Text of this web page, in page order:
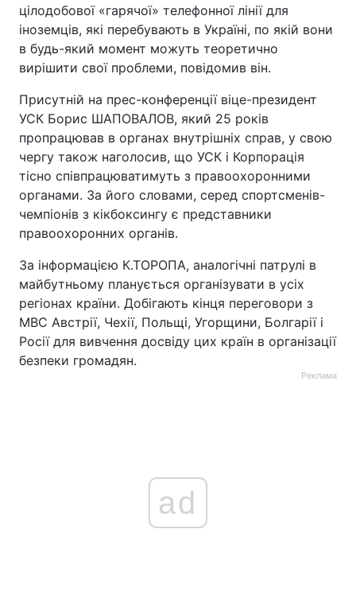
цілодобової «гарячої» телефонної лінії для
іноземців, які перебувають в Україні, по якій вони
в будь-який момент можуть теоретично
вирішити свої проблеми, повідомив він.
Присутній на прес-конференції віце-президент
УСК Борис ШАПОВАЛОВ, який 25 років
пропрацював в органах внутрішніх справ, у свою
чергу також наголосив, що УСК і Корпорація
тісно співпрацюватимуть з правоохоронними
органами. За його словами, серед спортсменів-
чемпіонів з кікбоксингу є представники
правоохоронних органів.
За інформацією К.ТОРОПА, аналогічні патрулі в
майбутньому планується організувати в усіх
регіонах країни. Добігають кінця переговори з
МВС Австрії, Чехії, Польщі, Угорщини, Болгарії і
Росії для вивчення досвіду цих країн в організації
безпеки громадян.
Реклама
ad